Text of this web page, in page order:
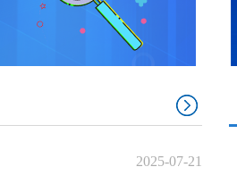
2025-07-21